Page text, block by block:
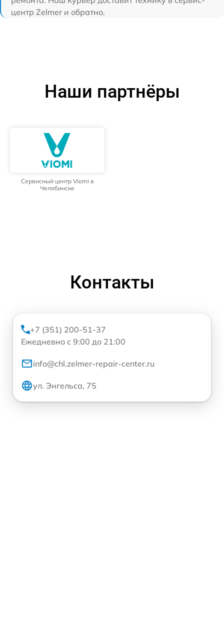
центр Zelmer и обратно.
Наши партнёры
Сервисный центр Viomi в
Челябинске
Контакты
+7 (351) 200-51-37
Ежедневно с 9:00 до 21:00
info@chl.zelmer-repair-center.ru
ул. Энгельса, 75